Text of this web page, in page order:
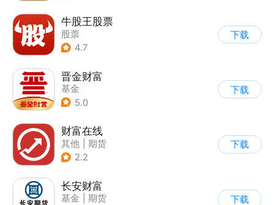
牛股王股票
股票
4.7
下载
晋金财富
基金
5.0
下载
财富在线
其他
期货
2.2
下载
长安财富
基金
期货
下载